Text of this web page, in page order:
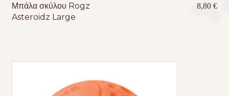
Μπάλα σκύλου Rogz
Asteroidz Large
8,80€